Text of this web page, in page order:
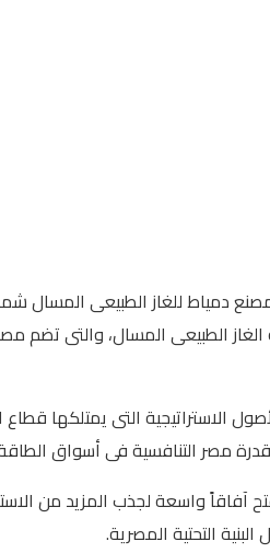
دمياط للغاز الطبيعى المسال
الغاز الطبيعى المسال، والتى
التى يمتلكها قطاع
مصر التنافسية فى أسواق الطاقة
واسعة لجذب المزيد من
التحتية المصرية.